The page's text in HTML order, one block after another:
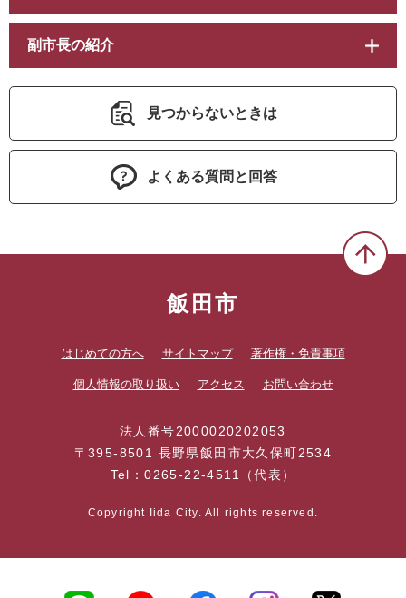
副市長の紹介
見つからないときは
よくある質問と回答
飯田市
はじめての方へ サイトマップ 著作権・免責事項
個人情報の取り扱い アクセス お問い合わせ
法人番号2000020202053
〒395-8501 長野県飯田市大久保町2534
Tel：0265-22-4511（代表）
Copyright Iida City. All rights reserved.